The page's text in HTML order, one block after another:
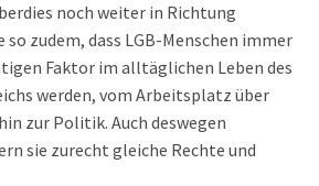
noch weiter in Richtung
zudem, dass LGB-Menschen immer
Faktor im alltäglichen Leben des
werden, vom Arbeitsplatz über
zur Politik. Auch deswegen
sie zurecht gleiche Rechte und